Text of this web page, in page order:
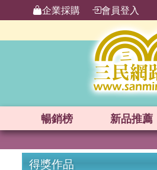
企業採購 會員登入
暢銷榜 新品推薦
得獎作品